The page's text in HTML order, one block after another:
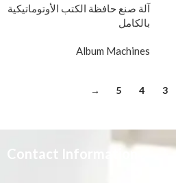
آلة صنع حافظة الكتب الأوتوماتيكية
بالكامل
Album Machines
3
4
5
→
Contact Information